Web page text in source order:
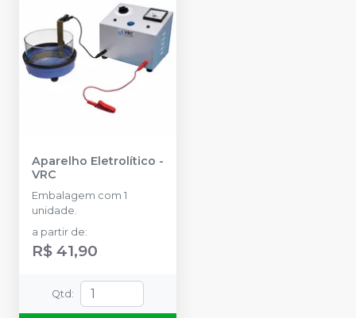
Aparelho Eletrolítico -
VRC
Embalagem com 1
unidade.
a partir de:
R$ 41,90
Qtd :